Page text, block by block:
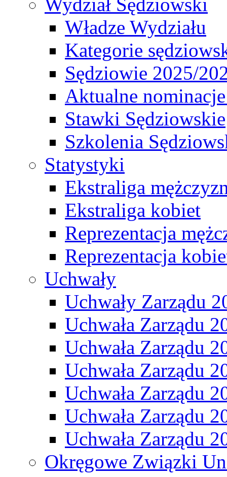
Władze Wydziału
Kategorie
Sędziowie 2025/
Aktualne
Stawki Sędziowskie
Szkolenia
Statystyki
Ekstraliga
Ekstraliga kobiet
Reprezentacja
Reprezentacja
Uchwały
Uchwały Zarządu
Uchwała Zarządu
Uchwała Zarządu
Uchwała Zarządu
Uchwała Zarządu
Uchwała Zarządu
Uchwała Zarządu
Okręgowe Związki